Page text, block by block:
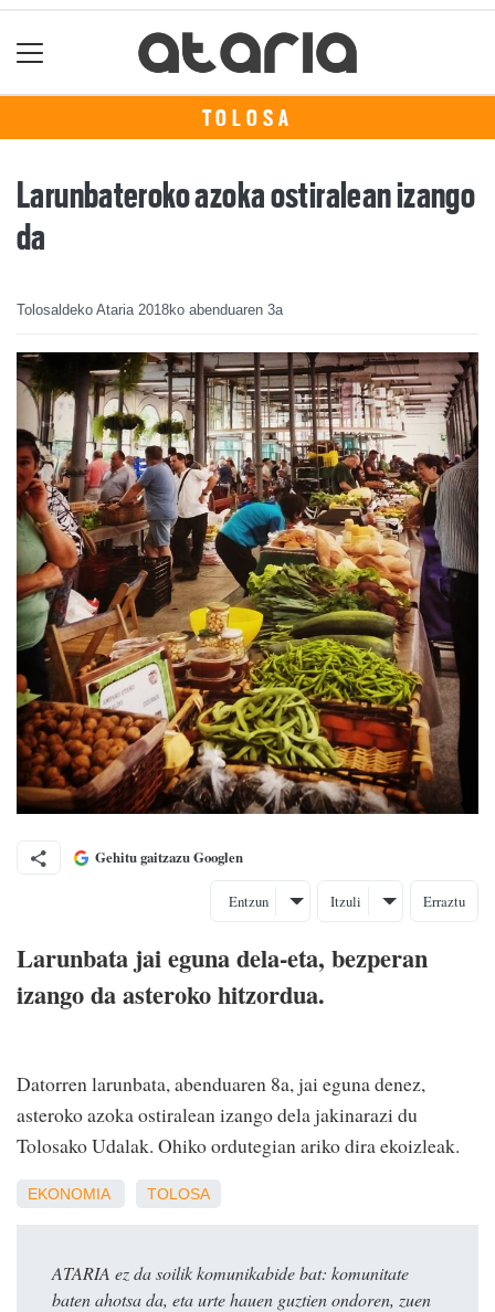
TOLOSA
Larunbateroko azoka ostiralean izango
da
Tolosaldeko Ataria 2018ko abenduaren 3a
Gehitu gaitzazu Googlen
Entzun Itzuli Erraztu
Larunbata jai eguna dela-eta, bezperan
izango da asteroko hitzordua.
Datorren larunbata, abenduaren 8a, jai eguna denez,
asteroko azoka ostiralean izango dela jakinarazi du
Tolosako Udalak. Ohiko ordutegian ariko dira ekoizleak.
EKONOMIA TOLOSA
ATARIA ez da soilik komunikabide bat: komunitate
baten ahotsa da, eta urte hauen guztien ondoren, zuen